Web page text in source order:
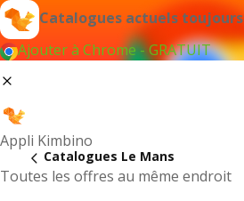
Catalogues actuels
Ajouter à Chrome - GRATUIT
Appli Kimbino
Toutes les offres au même endroit
Catalogues Le Mans